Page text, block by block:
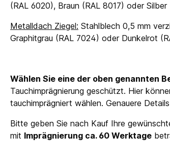
(RAL 6020), Braun (RAL 8017) oder
Metalldach Ziegel: Stahlblech 0,5 mm
Graphitgrau (RAL 7024) oder Dunkelrot
Wählen Sie eine der oben genannten
Tauchimprägnierung geschützt. Hier
tauchimprägniert wählen. Genauere
Bitte geben Sie nach Kauf Ihre
mit Imprägnierung ca. 60 Werktage